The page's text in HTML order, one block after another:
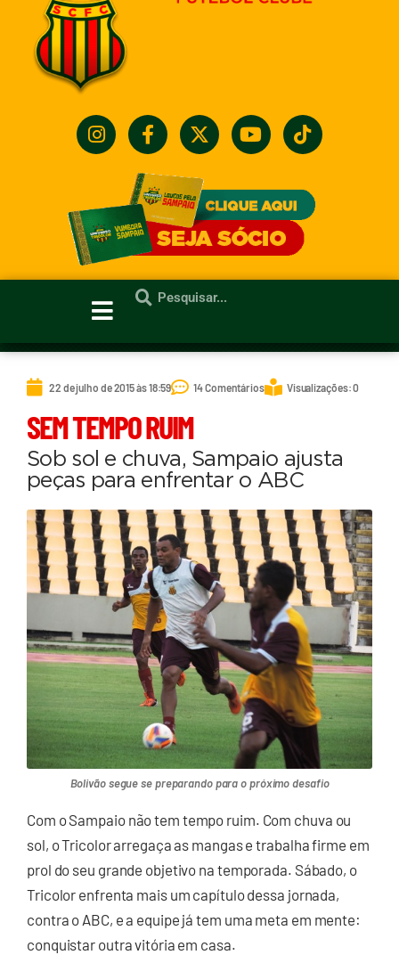
22 de julho de 2015 às 18:59 14 Comentários Visualizações: 0
SEM TEMPO RUIM
Sob sol e chuva, Sampaio ajusta
peças para enfrentar o ABC
Bolivão segue se preparando para o próximo desafio
Com o Sampaio não tem tempo ruim. Com chuva ou
sol, o Tricolor arregaça as mangas e trabalha firme em
prol do seu grande objetivo na temporada. Sábado, o
Tricolor enfrenta mais um capítulo dessa jornada,
contra o ABC, e a equipe já tem uma meta em mente:
conquistar outra vitória em casa.